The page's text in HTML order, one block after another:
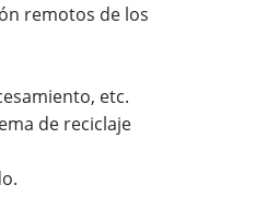
remotos de los
etc.
de reciclaje